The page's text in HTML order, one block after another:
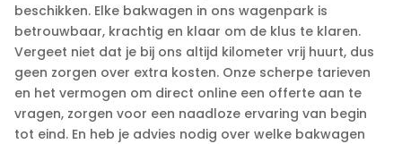
beschikken.​ Elke bakwagen in ons wagenpark is
betrouwbaar, krachtig en klaar om de klus te klaren.​
Vergeet niet dat je bij ons altijd kilometer vrij huurt, dus
geen zorgen over extra kosten.​ Onze scherpe tarieven
en het vermogen om direct online een offerte aan te
vragen, zorgen voor een naadloze ervaring van begin
tot eind.​ En heb je advies nodig over welke bakwagen